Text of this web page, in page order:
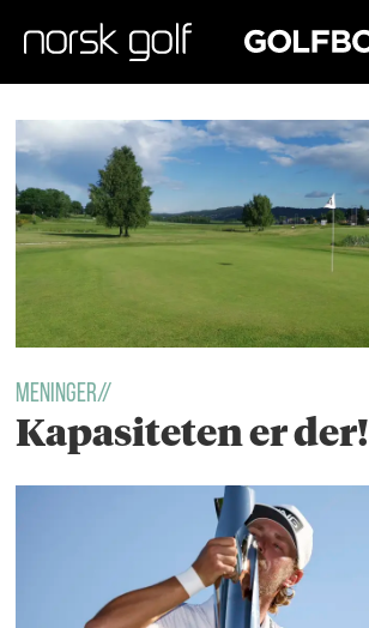
GOLFBOX
Tag:
meninger
Meninger//
Kapasiteten er der!